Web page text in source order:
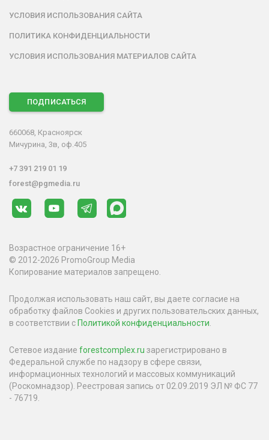
УСЛОВИЯ ИСПОЛЬЗОВАНИЯ САЙТА
ПОЛИТИКА КОНФИДЕНЦИАЛЬНОСТИ
УСЛОВИЯ ИСПОЛЬЗОВАНИЯ МАТЕРИАЛОВ САЙТА
ПОДПИСАТЬСЯ
660068, Красноярск
Мичурина, 3в, оф.405
+7 391 219 01 19
forest@pgmedia.ru
Возрастное ограничение 16+
© 2012-2026 PromoGroup Media
Копирование материалов запрещено.
Продолжая использовать наш сайт, вы даете согласие на
обработку файлов Cookies и других пользовательских данных,
в соответствии сПолитикой конфиденциальности
Сетевое издание forestcomplex.ru зарегистрировано в
Федеральной службе по надзору в сфере связи,
информационных технологий и массовых коммуникаций
(Роскомнадзор). Реестровая запись от 02.09.2019 ЭЛ № ФС 77
- 76719.